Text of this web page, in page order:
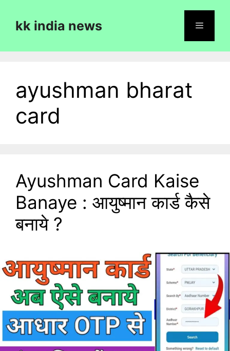
contentkk india news
ayushman bharat
card
Ayushman Card Kaise
Banaye : आयुष्मान कार्ड कैसे
बनाये ?